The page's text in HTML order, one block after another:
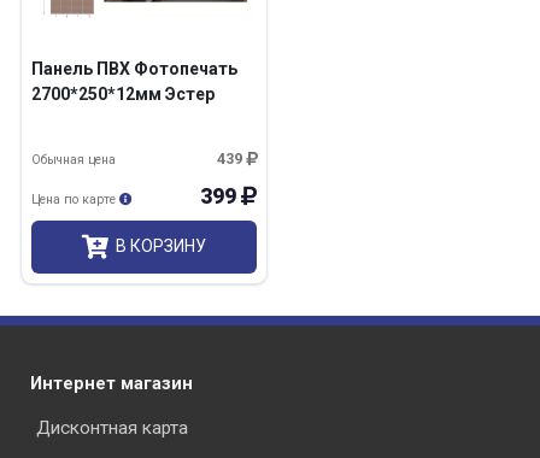
Панель ПВХ Фотопечать
2700*250*12мм Эстер
439
Обычная цена
399
Цена по карте
В КОРЗИНУ
Интернет магазин
Дисконтная карта